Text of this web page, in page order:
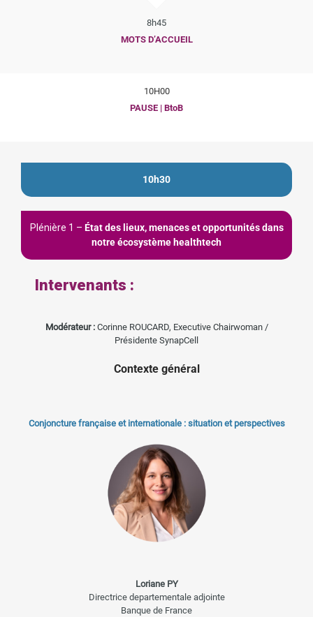
8h45
MOTS D’ACCUEIL
10H00
PAUSE | BtoB
10h30
Plénière 1 – État des lieux, menaces et opportunités dans
notre écosystème healthtech
Intervenants :
Modérateur :Corinne ROUCARD, Executive Chairwoman /
Présidente SynapCell
Contexte général
Conjoncture française et internationale : situation et perspectives
Loriane PY
Directrice departementale adjointe
Banque de France